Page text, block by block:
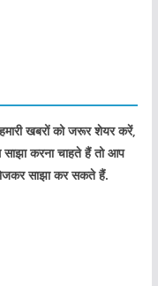
खबरों को जरूर शेयर करें,
करना चाहते हैं तो आप
साझा कर सकते हैं.